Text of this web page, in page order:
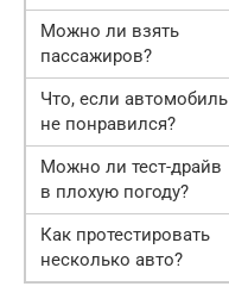
Можно ли взять
пассажиров?
Что, если автомобиль
не понравился?
Можно ли тест-драйв
в плохую погоду?
Как протестировать
несколько авто?